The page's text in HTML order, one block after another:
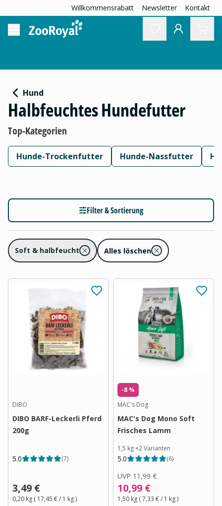
Willkommensrabatt Newsletter Kontakt
Hund
Halbfeuchtes Hundefutter
Top-Kategorien
Hunde-Trockenfutter Hunde-Nassfutter
Filter & Sortierung
Soft & halbfeucht Alles löschen
DIBO
DIBO BARF-Leckerli Pferd
200g
5.0 (7)
3,49 €
0,20 kg ( 17,45 €/ 1 kg)
-8 %
MAC's Dog
MAC's Dog Mono Soft
Frisches Lamm
1,5 kg+2Varianten
5.0 (6)
UVP 11,99 €
10,99 €
1,50 kg (7,33 €/ 1 kg)